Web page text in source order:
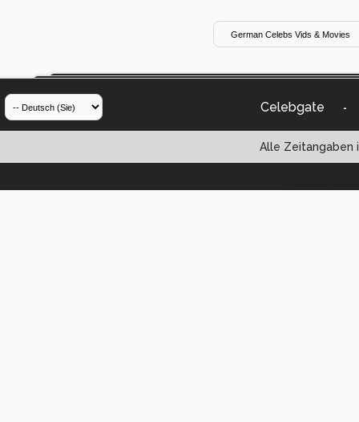
Celebgate -
Alle Zeitangaben